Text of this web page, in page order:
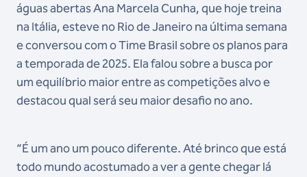
águas abertas Ana Marcela Cunha, que hoje treina
na Itália, esteve no Rio de Janeiro na última semana
e conversou com o Time Brasil sobre os planos para
a temporada de 2025. Ela falou sobre a busca por
um equilíbrio maior entre as competições alvo e
destacou qual será seu maior desafio no ano.
“É um ano um pouco diferente. Até brinco que está
todo mundo acostumado a ver a gente chegar lá